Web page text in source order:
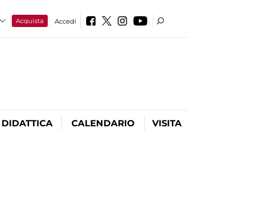
Acquista Accedi
DIDATTICA CALENDARIO VISITA